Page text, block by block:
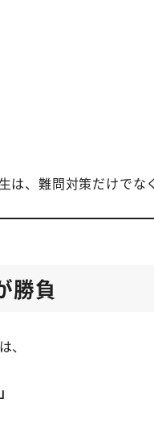
は、難問対策だけでな
勝負
、